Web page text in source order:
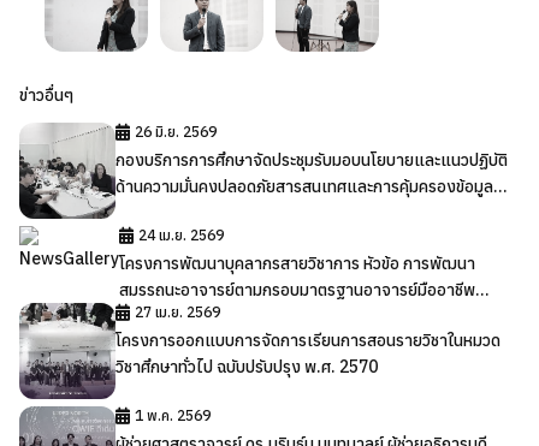
ข่าวอื่นๆ
26 มิ.ย. 2569
กองบริการการศึกษาจัดประชุมรับมอบนโยบายและแนวปฏิบัติ
ด้านความมั่นคงปลอดภัยสารสนเทศและการคุ้มครองข้อมูล
24 เม.ย. 2569
โครงการพัฒนาบุคลากรสายวิชาการ หัวข้อ การพัฒนา
สมรรถนะอาจารย์ตามกรอบมาตรฐานอาจารย์มืออาชีพ
มหาวิทยาลัยพะเยา
27 เม.ย. 2569
โครงการออกแบบการจัดการเรียนการสอนรายวิชาในหมวด
วิชาศึกษาทั่วไป ฉบับปรับปรุง พ.ศ. 2570
1 พ.ค. 2569